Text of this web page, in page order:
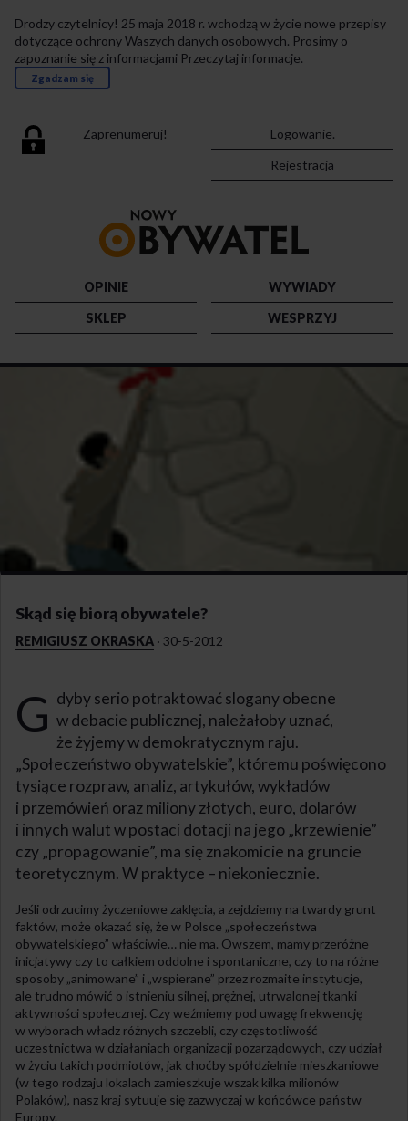
Drodzy czytelnicy! 25 maja 2018 r. wchodzą w życie nowe przepisy
dotyczące ochrony Waszych danych osobowych. Prosimy o
zapoznanie się z informacjami Przeczytaj informacje.
Zgadzam się
Zaprenumeruj!
Logowanie.
Rejestracja
strony
OPINIE
WYWIADY
SKLEP
WESPRZYJ
Skąd się biorą obywatele?
REMIGIUSZ OKRASKA · 30-5-2012
G dyby serio potraktować slogany obecne
w debacie publicznej, należałoby uznać,
że żyjemy w demokratycznym raju.
„Społeczeństwo obywatelskie”, któremu poświęcono
tysiące rozpraw, analiz, artykułów, wykładów
i przemówień oraz miliony złotych, euro, dolarów
i innych walut w postaci dotacji na jego „krzewienie”
czy „propagowanie”, ma się znakomicie na gruncie
teoretycznym. W praktyce – niekoniecznie.
Jeśli odrzucimy życzeniowe zaklęcia, a zejdziemy na twardy grunt
faktów, może okazać się, że w Polsce „społeczeństwa
obywatelskiego” właściwie… nie ma. Owszem, mamy przeróżne
inicjatywy czy to całkiem oddolne i spontaniczne, czy to na różne
sposoby „animowane” i „wspierane” przez rozmaite instytucje,
ale trudno mówić o istnieniu silnej, prężnej, utrwalonej tkanki
aktywności społecznej. Czy weźmiemy pod uwagę frekwencję
w wyborach władz różnych szczebli, czy częstotliwość
uczestnictwa w działaniach organizacji pozarządowych, czy udział
w życiu takich podmiotów, jak choćby spółdzielnie mieszkaniowe
(w tego rodzaju lokalach zamieszkuje wszak kilka milionów
Polaków), nasz kraj sytuuje się zazwyczaj w końcówce państw
Europy.